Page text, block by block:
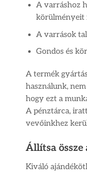
A varráshoz
körülményeit
A varrások
Gondos és
A termék
használunk,
hogy ezt a
A pénztárca,
vevőinkhez
Állítsa össze
Kiváló